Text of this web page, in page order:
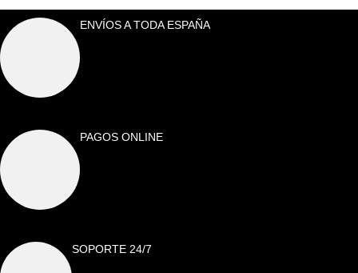
ENVÍOS A TODA ESPAÑA
PAGOS ONLINE
SOPORTE 24/7